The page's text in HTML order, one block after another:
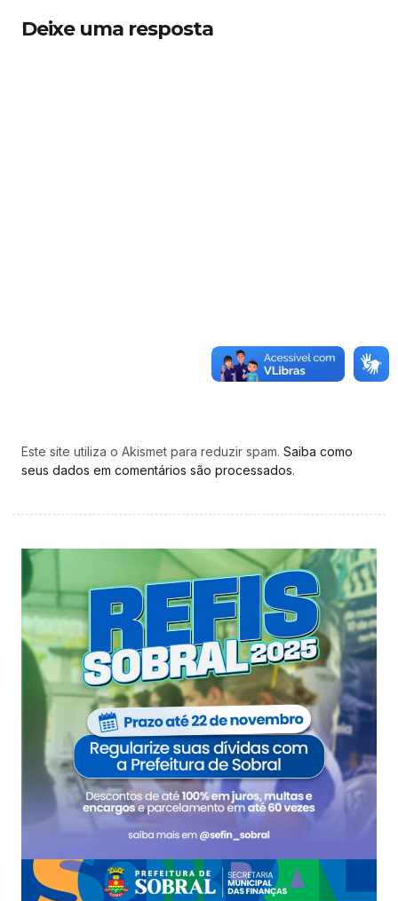
Deixe uma resposta
Este site utiliza o Akismet para reduzir spam. Saiba como
seus dados em comentários são processados.